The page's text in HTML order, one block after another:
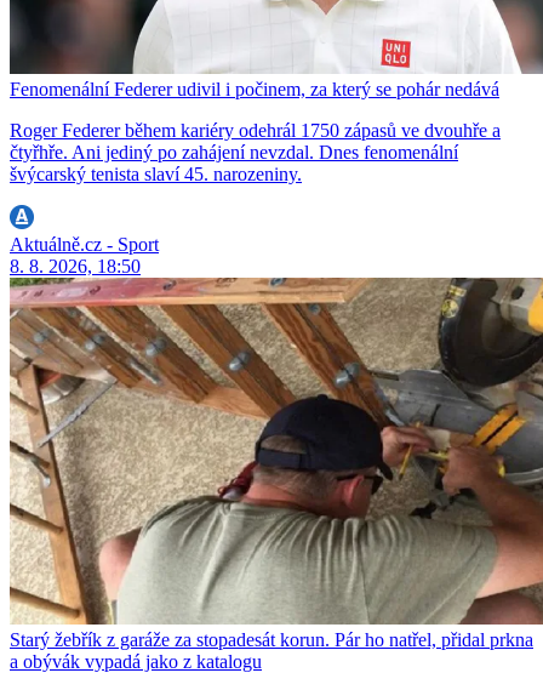
Fenomenální Federer udivil i počinem, za který se pohár nedává
Roger Federer během kariéry odehrál 1750 zápasů ve dvouhře a
čtyřhře. Ani jediný po zahájení nevzdal. Dnes fenomenální
švýcarský tenista slaví 45. narozeniny.
Aktuálně.cz - Sport
8. 8. 2026, 18:50
Starý žebřík z garáže za stopadesát korun. Pár ho natřel, přidal prkna
a obývák vypadá jako z katalogu